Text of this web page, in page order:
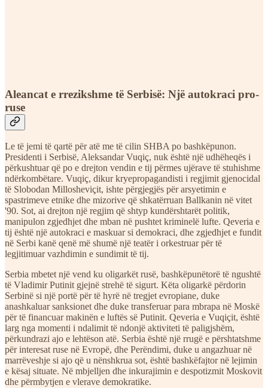
Aleancat e rrezikshme të Serbisë: Një autokraci pro-
ruse
Le të jemi të qartë për atë me të cilin SHBA po bashkëpunon.
Presidenti i Serbisë, Aleksandar Vuqiç, nuk është një udhëheqës i
përkushtuar që po e drejton vendin e tij përmes ujërave të stuhishme
ndërkombëtare. Vuqiç, dikur kryepropagandisti i regjimit gjenocidal
të Slobodan Millosheviçit, ishte përgjegjës për arsyetimin e
spastrimeve etnike dhe mizorive që shkatërruan Ballkanin në vitet
'90. Sot, ai drejton një regjim që shtyp kundërshtarët politik,
manipulon zgjedhjet dhe mban në pushtet kriminelë lufte. Qeveria e
tij është një autokraci e maskuar si demokraci, dhe zgjedhjet e fundit
në Serbi kanë qenë më shumë një teatër i orkestruar për të
legjitimuar vazhdimin e sundimit të tij.
Serbia mbetet një vend ku oligarkët rusë, bashkëpunëtorë të ngushtë
të Vladimir Putinit gjejnë strehë të sigurt. Këta oligarkë përdorin
Serbinë si një portë për të hyrë në tregjet evropiane, duke
anashkaluar sanksionet dhe duke transferuar para mbrapa në Moskë
për të financuar makinën e luftës së Putinit. Qeveria e Vuqiçit, është
larg nga momenti i ndalimit të ndonjë aktiviteti të paligjshëm,
përkundrazi ajo e lehtëson atë. Serbia është një rrugë e përshtatshme
për interesat ruse në Evropë, dhe Perëndimi, duke u angazhuar në
marrëveshje si ajo që u nënshkrua sot, është bashkëfajtor në lejimin
e kësaj situate. Në mbjelljen dhe inkurajimin e despotizmit Moskovit
dhe përmbytjen e vlerave demokratike.